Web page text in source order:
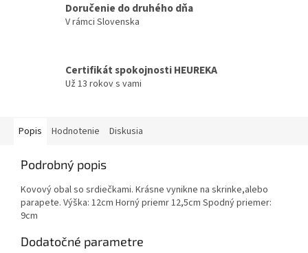
Doručenie do druhého dňa
V rámci Slovenska
Certifikát spokojnosti HEUREKA
Už 13 rokov s vami
Popis Hodnotenie Diskusia
Podrobný popis
Kovový obal so srdiečkami. Krásne vynikne na skrinke,alebo
parapete. Výška: 12cm Horný priemr 12,5cm Spodný priemer:
9cm
Dodatočné parametre